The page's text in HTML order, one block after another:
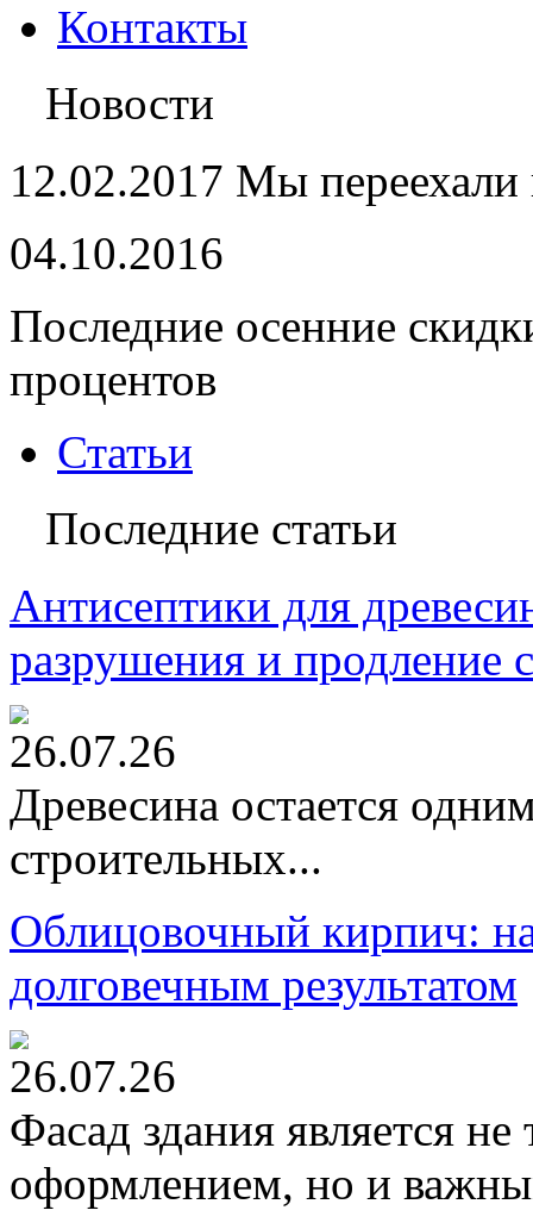
Контакты
Новости
12.02.2017 Мы
04.10.2016
Последние осенние
процентов
Статьи
Последние статьи
Антисептики для
разрушения и продление
26.07.26
Древесина остается
строительных...
Облицовочный кирпич:
долговечным результатом
26.07.26
Фасад здания является
оформлением, но и